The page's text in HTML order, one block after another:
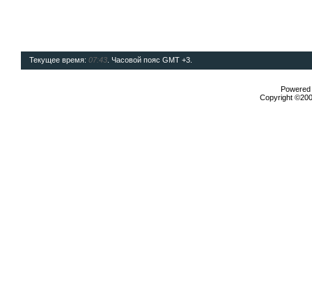
Текущее время: 07:43 . Часовой пояс GMT +3.
Copyright